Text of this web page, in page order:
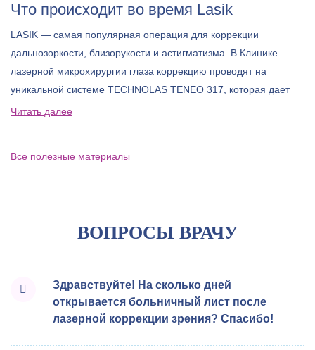
Что происходит во время Lasik
LASIK — самая популярная операция для коррекции
дальнозоркости, близорукости и астигматизма. В Клинике
лазерной микрохирургии глаза коррекцию проводят на
уникальной системе TECHNOLAS TENEO 317, которая дает
еще более точный результат и делает процедуру доступной
Читать далее
Все полезные материалы
ВОПРОСЫ ВРАЧУ
Здравствуйте! На сколько дней
открывается больничный лист после
лазерной коррекции зрения? Спасибо!